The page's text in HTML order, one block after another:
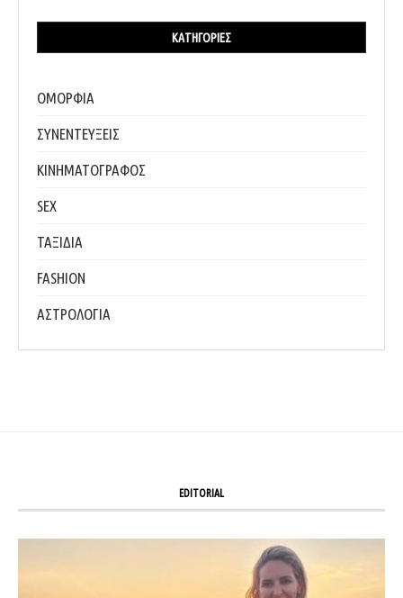
ΚΑΤΗΓΟΡΊΕΣ
ΟΜΟΡΦΙΑ
ΣΥΝΕΝΤΕΥΞΕΙΣ
ΚΙΝΗΜΑΤΟΓΡΑΦΟΣ
SEX
ΤΑΞΙΔΙΑ
FASHION
ΑΣΤΡΟΛΟΓΙΑ
EDITORIAL